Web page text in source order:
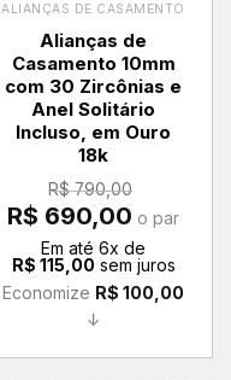
ALIANÇAS DE CASAMENTO
Alianças de
Casamento 10mm
com 30 Zircônias e
Anel Solitário
Incluso, em Ouro
18k
R$790,00
O
preço
R$ 790,00.
R$ 690,00 preço
é:
R$ 690,00.
o par
Em até 6x de
R$ 115,00 sem juros
Economize R$ 100,00
↓